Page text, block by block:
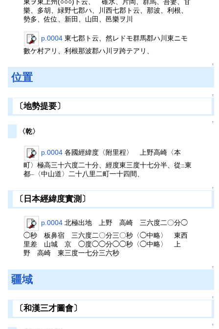
東ヲ東上州(○○○)ト云、 碓氷、片岡、群馬、吾妻、甘
樂、多胡、緑野七郡ハ、川西七郡ト云、那波、利根、
勢多、佐位、新田、山田、邑樂ヲ川
p.0004 東七郡ト云、然レドモ群馬郡ハ川東ニモ
數ケ村アリ、利根那波郡ハ川ヲ跨テアリ、
↑
位置
↑
〔地勢提要〕
↑
〈乾〉
p.0004 各國經緯度〈附里程〉 上野高崎〈本
町〉極高三十六度二十分、經度東三度十七分半、從二東
都一 〈中山道〉二十八里二町一十四間、
↑
〔日本經緯度實測〕
p.0004 北極出地 上野 高崎 三六度二〇分◯
◯秒 板鼻宿 三六度二〇分三〇秒〈◯中略〉 東西
里差 山城 京 ◯度◯◯分◯◯秒〈◯中略〉 上
野 高崎 東三度一七分三六秒
↑
疆域
↑
〔和漢三才圖會〕
↑